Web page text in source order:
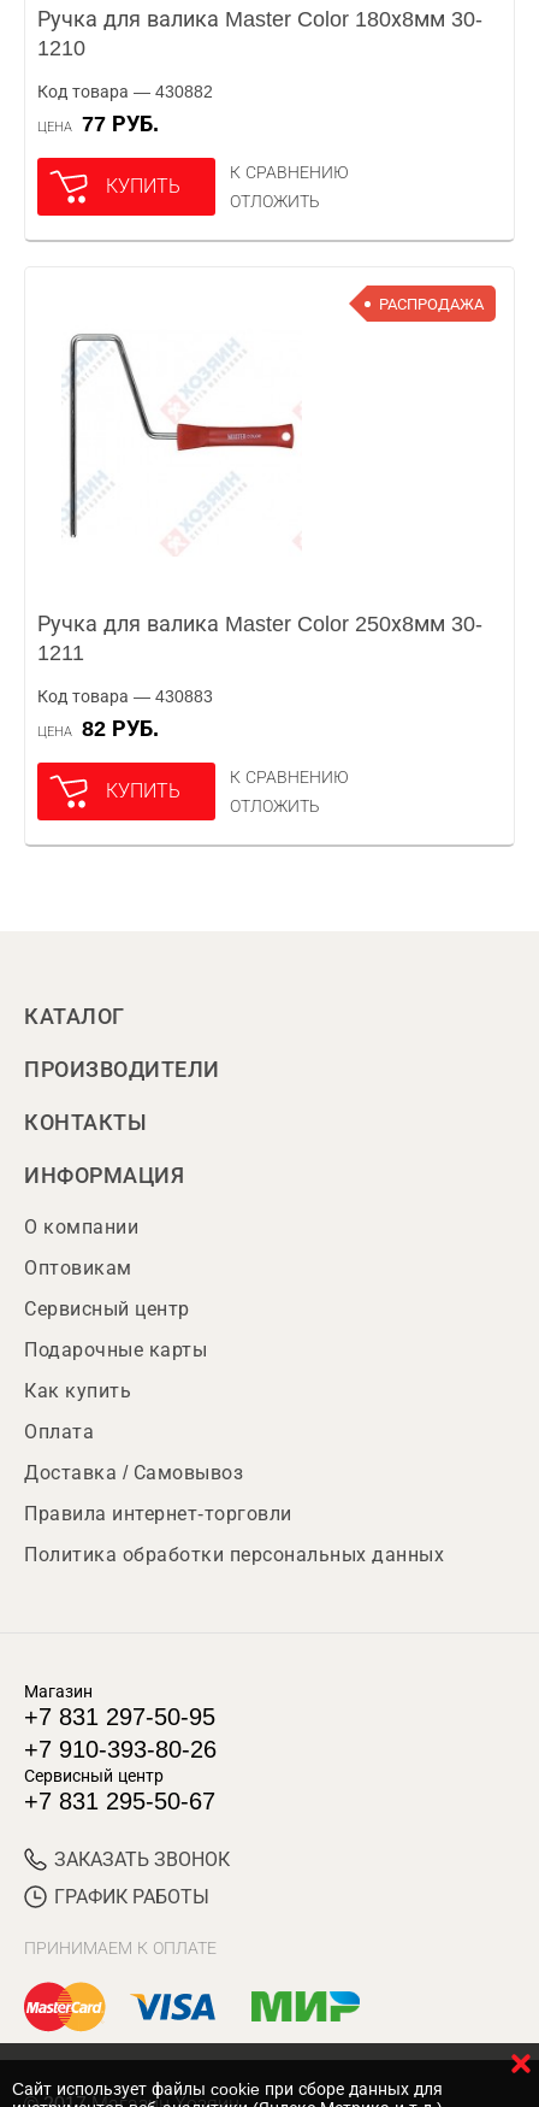
Ручка для валика Master Color 180х8мм 30-
1210
Код товара — 430882
ЦЕНА 77 РУБ.
КУПИТЬ
К СРАВНЕНИЮ
ОТЛОЖИТЬ
РАСПРОДАЖА
Ручка для валика Master Color 250х8мм 30-
1211
Код товара — 430883
ЦЕНА 82 РУБ.
КУПИТЬ
К СРАВНЕНИЮ
ОТЛОЖИТЬ
КАТАЛОГ
ПРОИЗВОДИТЕЛИ
КОНТАКТЫ
ИНФОРМАЦИЯ
О компании
Оптовикам
Сервисный центр
Подарочные карты
Как купить
Оплата
Доставка / Самовывоз
Правила интернет-торговли
Политика обработки персональных данных
Магазин
+7 831 297-50-95
+7 910-393-80-26
Сервисный центр
+7 831 295-50-67
ЗАКАЗАТЬ ЗВОНОК
ГРАФИК РАБОТЫ
ПРИНИМАЕМ К ОПЛАТЕ
Cайт использует файлы cookie при сборе данных для